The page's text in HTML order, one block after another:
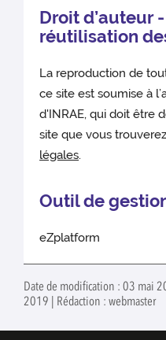
Droit d’auteur
réutilisation
La reproduction de
ce site est soumise à
d'INRAE, qui doit être
site que vous
légales.
Outil de
eZplatform
Date de modification : 03 mai
2019 | Rédaction : webmaster